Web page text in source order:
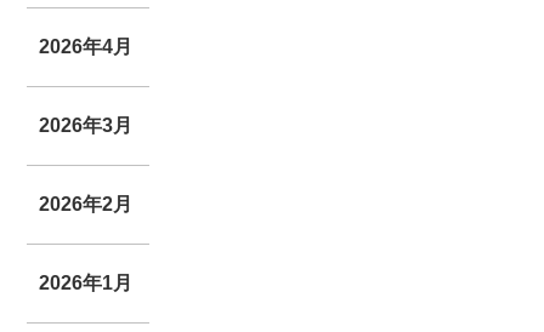
2026年4月
2026年3月
2026年2月
2026年1月